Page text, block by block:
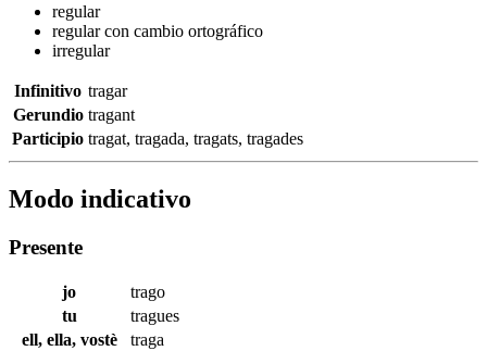
regular
regular con cambio ortográfico
irregular
Infinitivo tragar
Gerundio tragant
Participio tragat, tragada, tragats, tragades
Modo indicativo
Presente
jo
trago
tu
tragues
ell, ella, vostè
traga